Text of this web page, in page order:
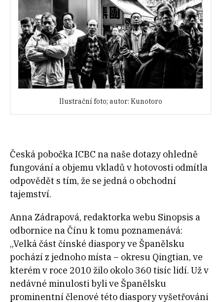
Ilustrační foto; autor: Kunotoro
Česká pobočka ICBC na naše dotazy ohledně
fungování a objemu vkladů v hotovosti odmítla
odpovědět s tím, že se jedná o obchodní
tajemství.
Anna Zádrapová, redaktorka webu Sinopsis a
odbornice na Čínu k tomu poznamenává:
„Velká část čínské diaspory ve Španělsku
pochází z jednoho místa – okresu Qingtian, ve
kterém v roce 2010 žilo okolo 360 tisíc lidí. Už v
nedávné minulosti byli ve Španělsku
prominentní členové této diaspory vyšetřováni